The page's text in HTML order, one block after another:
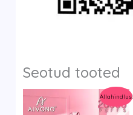
Seotud tooted
Allahindlus!